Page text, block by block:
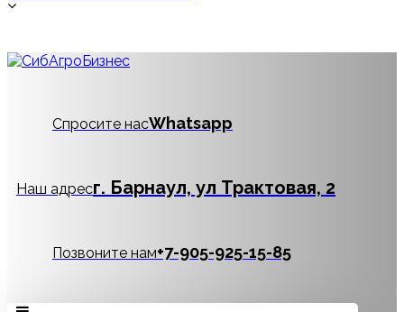
Спросите насWhatsapp
Наш адресг. Барнаул, ул Трактовая, 2
Позвоните нам‪+7-905-925-15-85